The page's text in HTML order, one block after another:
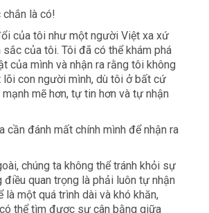
chắn là có!
của tôi như một người Việt xa xứ
của tôi. Tôi đã có thể khám phá
của mình và nhận ra rằng tôi không
con người mình, dù tôi ở bất cứ
mẽ hơn, tự tin hơn và tự nhận
cần đánh mất chính mình để nhận ra
chúng ta không thể tránh khỏi sự
điều quan trọng là phải luôn tự nhận
là một quá trình dài và khó khăn,
thể tìm được sự cân bằng giữa